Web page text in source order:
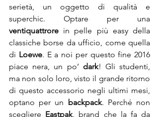
serietà, un oggetto di qualità e
ventiquattrore in pelle più easy della
classiche borse da ufficio, come quella
di Loewe. E a noi per questo fine 2016
piace nera, un po’ dark! Gli studenti,
ma non solo loro, visto il grande ritorno
di questo accessorio negli ultimi mesi,
optano per un backpack. Perché non
scegliere Eastpak, brand che la fa da